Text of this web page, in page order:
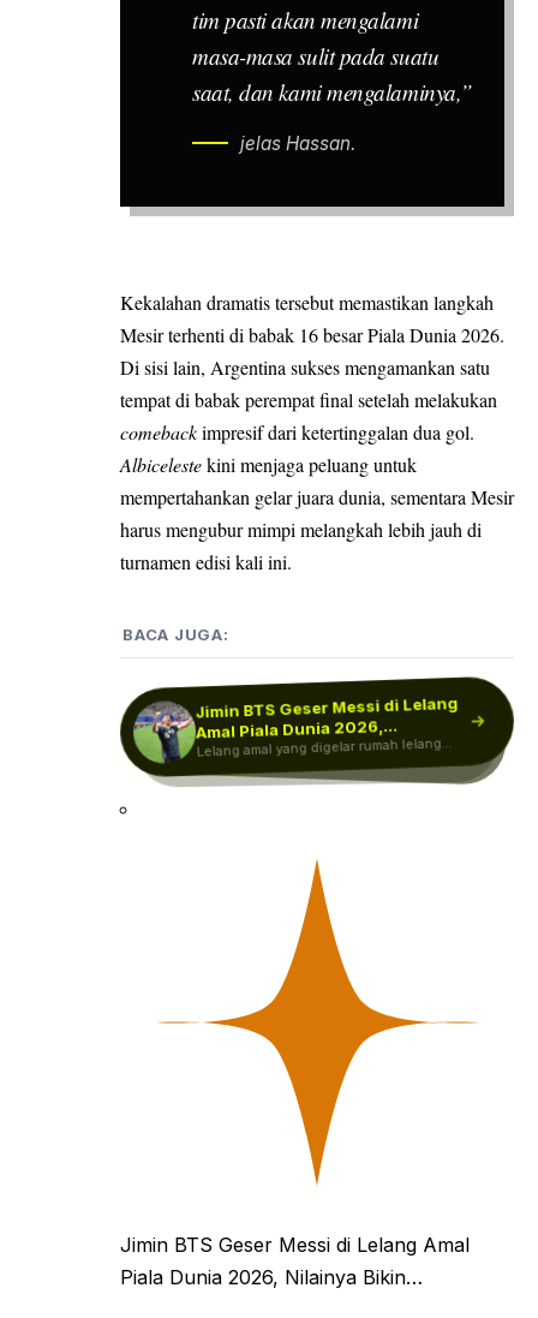
tim pasti akan mengalami
masa-masa sulit pada suatu
saat, dan kami mengalaminya,”
jelas Hassan.
Kekalahan dramatis tersebut memastikan langkah
Mesir terhenti di babak 16 besar Piala Dunia 2026.
Di sisi lain, Argentina sukses mengamankan satu
tempat di babak perempat final setelah melakukan
comebackimpresif dari ketertinggalan dua gol.
Albicelestekini menjaga peluang untuk
mempertahankan gelar juara dunia, sementara Mesir
harus mengubur mimpi melangkah lebih jauh di
turnamen edisi kali ini.
BACA JUGA:
Jimin BTS Geser Messi di Lelang
Amal Piala Dunia 2026,…
Lelang amal yang digelar rumah lelang
Christie's bekerja sama dengan Global
Citizen…
Piala Dunia 2026 Bikin Harga
Pemain Meledak! Lamine Yamal
hingga…
Piala Dunia 2026 tidak hanya
menghadirkan Spanyol sebagai juara
dunia, tetapi juga…
Nico Williams Curi Perhatian usai
Final Piala Dunia 2026, Dari…
Nico Williams menjadi salah satu sosok
yang paling disorot dalam keberhasilan
Jimin BTS Geser Messi di Lelang Amal
Piala Dunia 2026, Nilainya Bikin…